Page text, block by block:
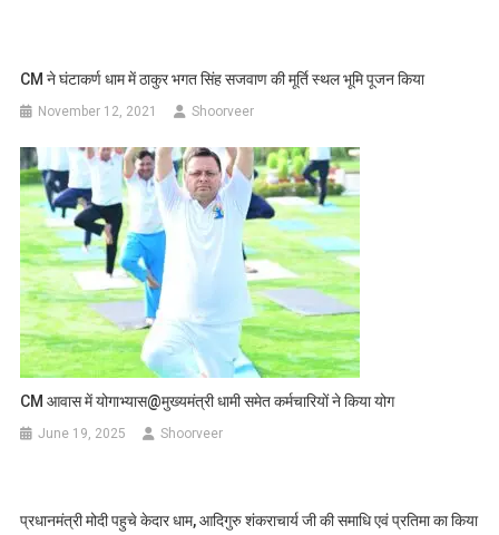
CM ने घंटाकर्ण धाम में ठाकुर भगत सिंह सजवाण की मूर्ति स्थल भूमि पूजन किया
November 12, 2021 Shoorveer
CM आवास में योगाभ्यास@मुख्यमंत्री धामी समेत कर्मचारियों ने किया योग
June 19, 2025 Shoorveer
प्रधानमंत्री मोदी पहुचे केदार धाम, आदिगुरु शंकराचार्य जी की समाधि एवं प्रतिमा का किया